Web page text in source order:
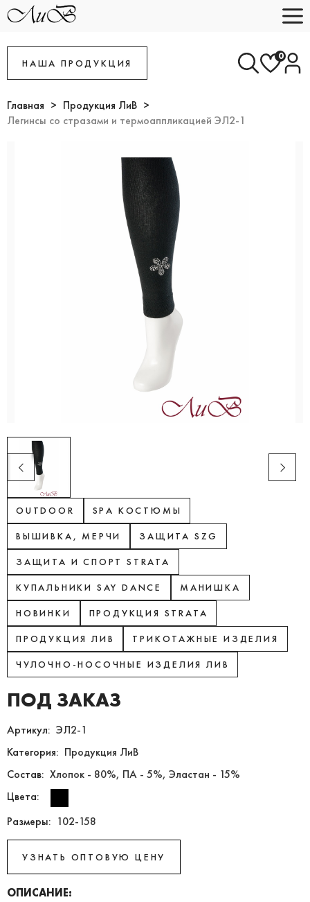
НАША ПРОДУКЦИЯ
0
Главная
Продукция ЛиВ
Легинсы со стразами и термоаппликацией ЭЛ2-1
OUTDOOR SPA КОСТЮМЫ
ВЫШИВКА, МЕРЧИ ЗАЩИТА SZG
ЗАЩИТА И СПОРТ STRATA
КУПАЛЬНИКИ SAY DANCE МАНИШКА
НОВИНКИ ПРОДУКЦИЯ STRATA
ПРОДУКЦИЯ ЛИВ ТРИКОТАЖНЫЕ ИЗДЕЛИЯ
ЧУЛОЧНО-НОСОЧНЫЕ ИЗДЕЛИЯ ЛИВ
ПОД ЗАКАЗ
Артикул: ЭЛ2-1
Категория: Продукция ЛиВ
Состав: Хлопок - 80%, ПА - 5%, Эластан - 15%
Цвета:
Размеры: 102-158
УЗНАТЬ ОПТОВУЮ ЦЕНУ
ОПИСАНИЕ: